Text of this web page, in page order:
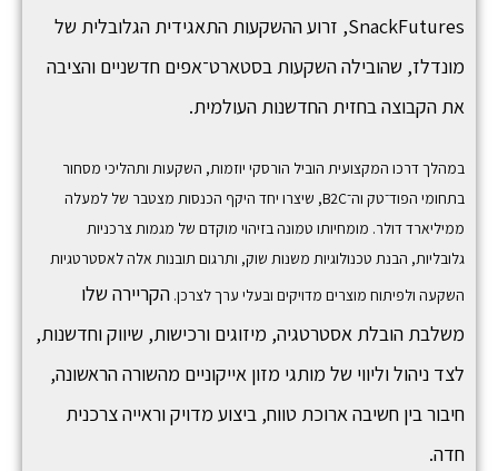
SnackFutures, זרוע ההשקעות התאגידית הגלובלית של
מונדלז, שהובילה השקעות בסטארט־אפים חדשניים והציבה
את הקבוצה בחזית החדשנות העולמית.
במהלך דרכו המקצועית הוביל הורסקי יוזמות, השקעות ותהליכי מסחור
בתחומי הפוד־טק וה־B2C, שיצרו יחד היקף הכנסות מצטבר של למעלה
ממיליארד דולר. מומחיותו טמונה בזיהוי מוקדם של מגמות צרכניות
גלובליות, הבנת טכנולוגיות משנות שוק, ותרגום תובנות אלה לאסטרטגיות
השקעה ולפיתוח מוצרים מדויקים ובעלי ערך לצרכן. הקריירה שלו
משלבת הובלת אסטרטגיה, מיזוגים ורכישות, שיווק וחדשנות,
לצד ניהול וליווי של מותגי מזון אייקוניים מהשורה הראשונה,
חיבור בין חשיבה ארוכת טווח, ביצוע מדויק וראייה צרכנית
חדה.